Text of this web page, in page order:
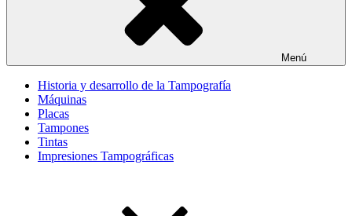
Menú
Historia y desarrollo de la Tampografía
Máquinas
Placas
Tampones
Tintas
Impresiones Tampográficas